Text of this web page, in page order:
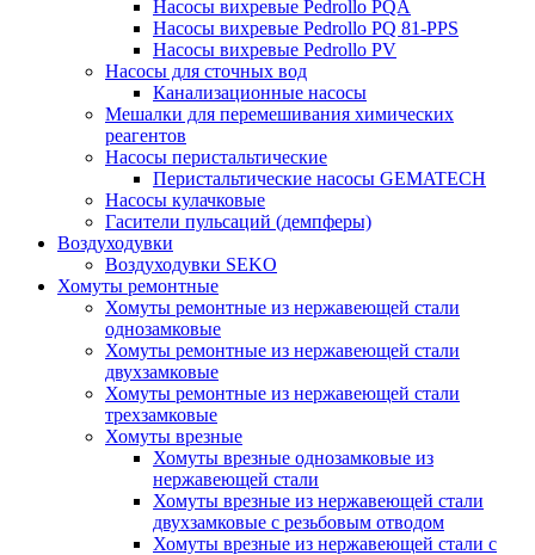
Насосы вихревые Pedrollo PQA
Насосы вихревые Pedrollo PQ 81-PPS
Насосы вихревые Pedrollo PV
Насосы для сточных вод
Канализационные насосы
Мешалки для перемешивания химических
реагентов
Насосы перистальтические
Перистальтические насосы GEMATECH
Насосы кулачковые
Гасители пульсаций (демпферы)
Воздуходувки
Воздуходувки SEKO
Хомуты ремонтные
Хомуты ремонтные из нержавеющей стали
однозамковые
Хомуты ремонтные из нержавеющей стали
двухзамковые
Хомуты ремонтные из нержавеющей стали
трехзамковые
Хомуты врезные
Хомуты врезные однозамковые из
нержавеющей стали
Хомуты врезные из нержавеющей стали
двухзамковые с резьбовым отводом
Хомуты врезные из нержавеющей стали с